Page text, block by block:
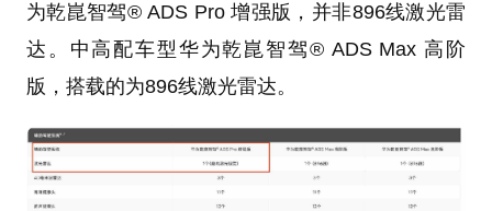
为乾崑智驾® ADS Pro 增强版，并非896线激光雷
达。中高配车型华为乾崑智驾® ADS Max 高阶
版，搭载的为896线激光雷达。